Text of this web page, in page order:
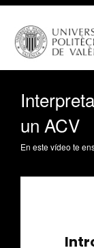
un ACV